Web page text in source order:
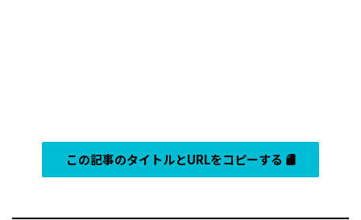
この記事のタイトルとURLをコピーする